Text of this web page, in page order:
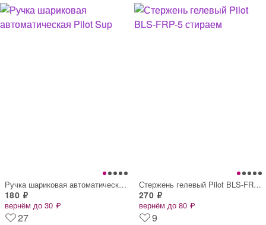
Ручка шариковая автоматическая Pilot Sup
180 ₽
вернём до 30 ₽
27
Стержень гелевый Pilot BLS-FRP-5 стираем
270 ₽
вернём до 80 ₽
9